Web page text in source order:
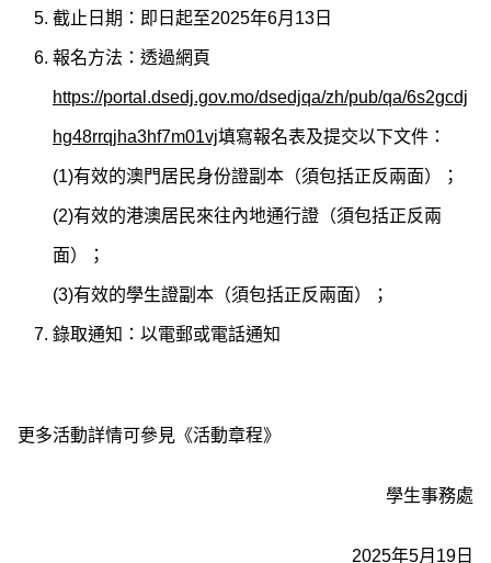
截止日期：即日起至2025年6月13日
報名方法：透過網頁
https://portal.dsedj.gov.mo/dsedjqa/zh/pub/qa/6s2gcdj
hg48rrqjha3hf7m01vj填寫報名表及提交以下文件：
(1)有效的澳門居民身份證副本（須包括正反兩面）；
(2)有效的港澳居民來往內地通行證（須包括正反兩
面）；
(3)有效的學生證副本（須包括正反兩面）；
錄取通知：以電郵或電話通知
更多活動詳情可參見《活動章程》
學生事務處
2025年5月19日